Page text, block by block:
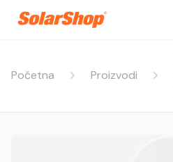
Početna Proizvodi